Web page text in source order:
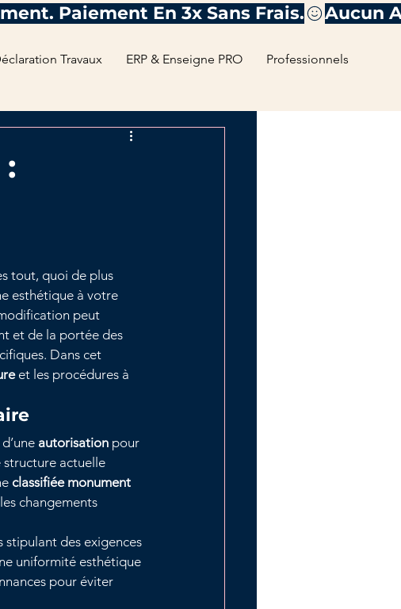
Travaux ERP & Enseigne PRO Professionnels
tout, quoi de plus
esthétique à votre
peut
et de la portée des
Dans cet
et les procédures à
autorisation pour
structure actuelle
classifiée monument
changements
des exigences
uniformité esthétique
pour éviter